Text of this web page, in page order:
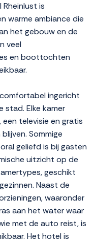
Rheinlust is
warme ambiance die
het gebouw en de
veel
en boottochten
ingericht
stad. Elke kamer
televisie en gratis
Sommige
geliefd is bij gasten
uitzicht op de
geschikt
Naast de
waaronder
aan het water waar
met de auto reist, is
Het hotel is